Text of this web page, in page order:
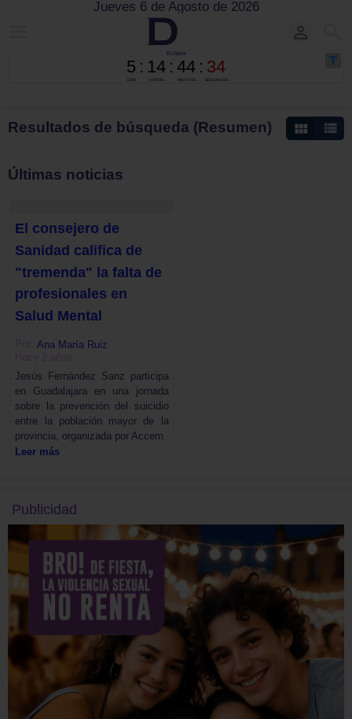
Jueves 6 de Agosto de 2026
Resultados de búsqueda (Resumen)
Últimas noticias
El consejero de
Sanidad califica de
"tremenda" la falta de
profesionales en
Salud Mental
Ana María Ruiz
Jesús Fernández Sanz participa
en Guadalajara en una jornada
sobre la prevención del suicidio
entre la población mayor de la
provincia, organizada por Accem.
Leer más
Publicidad